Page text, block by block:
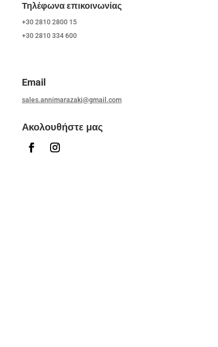
Τηλέφωνα επικοινωνίας
+30 2810 2800 15
+30 2810 334 600
Email
sales.annimarazaki@gmail.com
Ακολουθήστε μας